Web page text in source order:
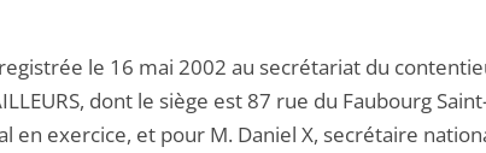
le 16 mai 2002 au secrétariat du
dont le siège est 87 rue du Faubourg
en exercice, et pour M. Daniel X, secrétaire